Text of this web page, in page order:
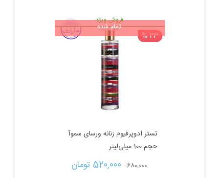
فروش ویژه
23 %
تمام شده
تستر ادوپرفیوم زنانه ورسای سموآ
حجم 100 میلی‌لیتر
680,000 قیمت
520,000 تومان